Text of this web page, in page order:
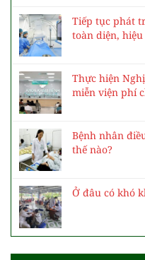
Tiếp tục phát
toàn diện,
Thực hiện
miễn viện phí
Bệnh nhân
thế nào?
Ở đâu có khó